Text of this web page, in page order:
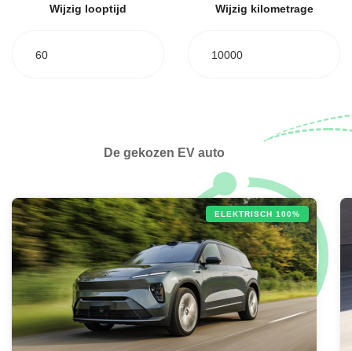
Wijzig looptijd
60
Wijzig kilometrage
10000
De gekozen EV auto
ELEKTRISCH 100%